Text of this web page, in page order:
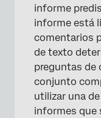
informe
informe está
comentarios
de texto
preguntas de
conjunto
utilizar una
informes que